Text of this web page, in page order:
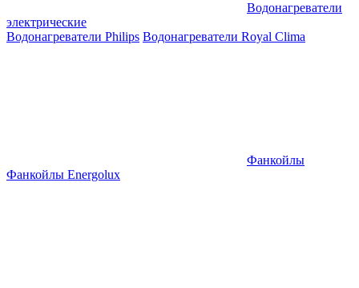
Водонагреватели
электрические
Водонагреватели Philips Водонагреватели Royal Clima
Фанкойлы
Фанкойлы Energolux